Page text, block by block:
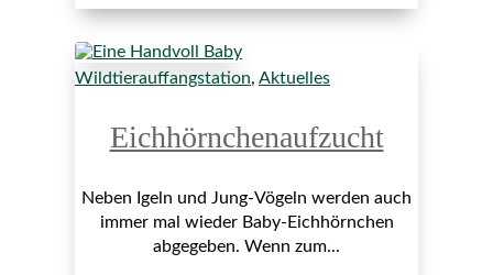
Wildtierauffangstation, Aktuelles
Eichhörnchenaufzucht
Neben Igeln und Jung-Vögeln werden auch
immer mal wieder Baby-Eichhörnchen
abgegeben. Wenn zum...